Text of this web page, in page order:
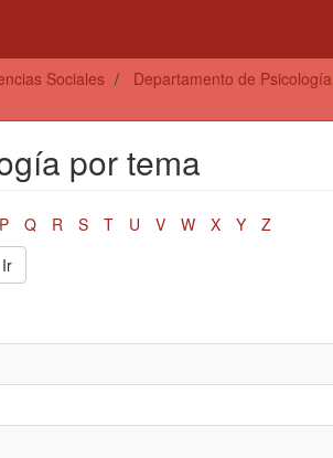
Sociales Departamento de Psicología
por tema
P Q R S T U V W X Y
Z
Ir